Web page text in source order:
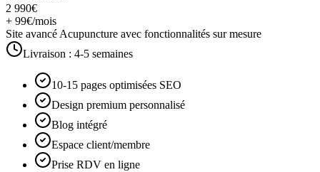
2 990€
+ 99€/mois
Site avancé Acupuncture avec fonctionnalités sur mesure
Livraison : 4-5 semaines
10-15 pages optimisées SEO
Design premium personnalisé
Blog intégré
Espace client/membre
Prise RDV en ligne